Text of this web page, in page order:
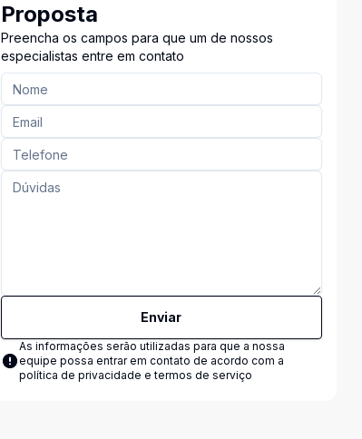
Proposta
Preencha os campos para que um de nossos
especialistas entre em contato
Enviar
As informações serão utilizadas para que a nossa
equipe possa entrar em contato de acordo com a
política de privacidade e termos de serviço